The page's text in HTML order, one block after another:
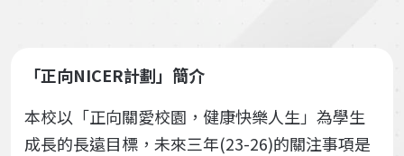
「正向NICER計劃」簡介
本校以「正向關愛校園，健康快樂人生」為學生
成長的長遠目標，未來三年(23-26)的關注事項是